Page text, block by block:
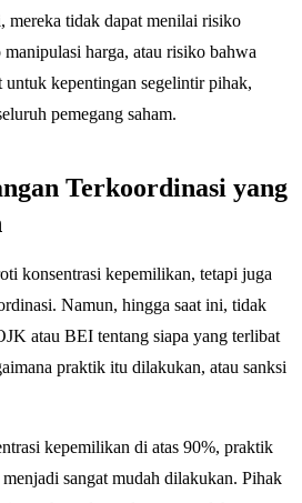
mereka tidak dapat menilai risiko
harga, atau risiko bahwa
untuk kepentingan segelintir pihak,
pemegang saham.
Terkoordinasi yang
konsentrasi kepemilikan, tetapi juga
Namun, hingga saat ini, tidak
atau BEI tentang siapa yang terlibat
praktik itu dilakukan, atau sanksi
kepemilikan di atas 90%, praktik
sangat mudah dilakukan. Pihak